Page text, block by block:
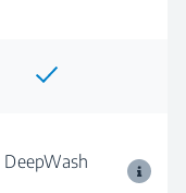
DeepWash